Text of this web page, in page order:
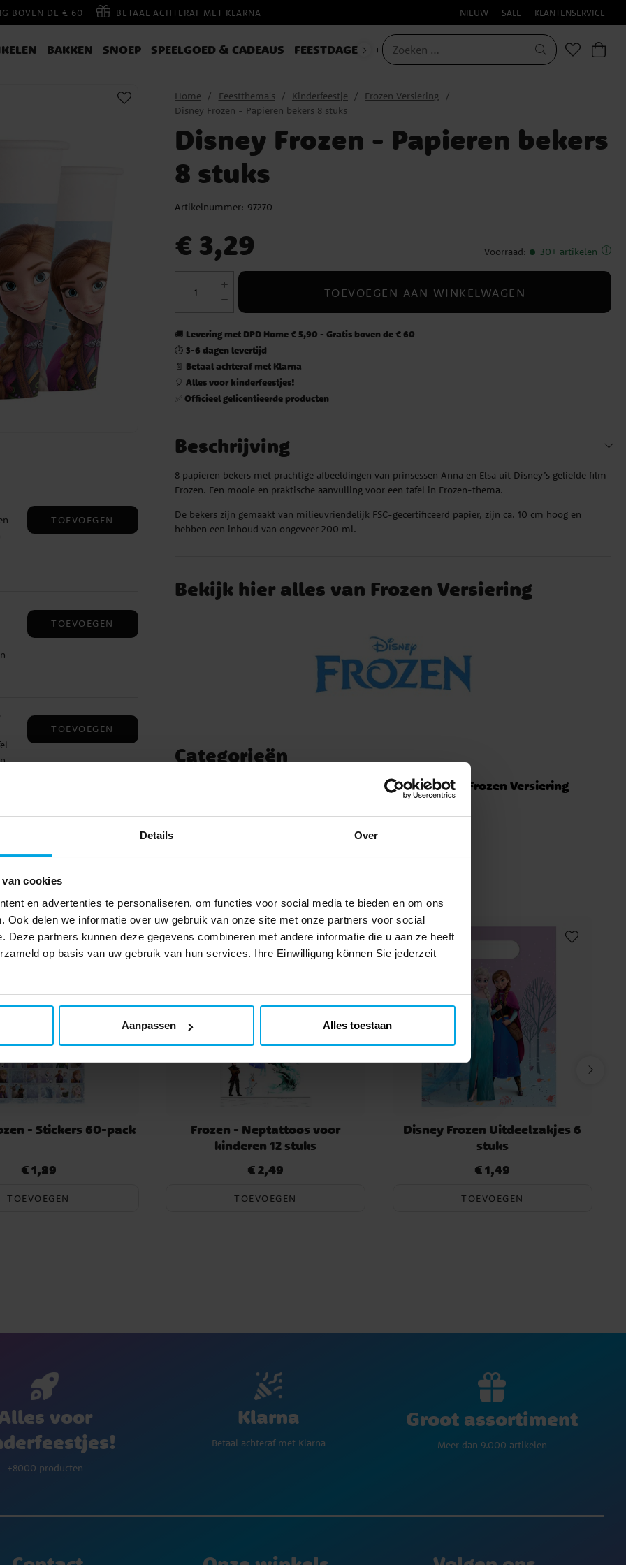
Details Over
cookies
en advertenties te personaliseren, om functies voor social media te bieden en om ons
Ook delen we informatie over uw gebruik van onze site met onze partners voor social
Deze partners kunnen deze gegevens combineren met andere informatie die u aan ze heeft
op basis van uw gebruik van hun services. Ihre Einwilligung können Sie jederzeit
Aanpassen Alles toestaan
BOVEN DE € 60 BETAAL ACHTERAF MET KLARNA NIEUW SALE KLANTENSERVICE
BAKKEN SNOEP SPEELGOED & CADEAUS FEESTDAGEN CARNAVAL
TOEVOEGEN
TOEVOEGEN
TOEVOEGEN
Home Feestthema's Kinderfeestje
Frozen Versiering
Disney Frozen - Papieren bekers 8 stuks
Disney Frozen - Papieren bekers
8 stuks
Artikelnummer: 97270
€ 3,29 Voorraad: 30+ artikelen
TOEVOEGEN AAN WINKELWAGEN
🚚 Levering met DPD Home € 5,90 - Gratis boven de € 60
⏱️3-6 dagen levertijd
📄 Betaal achteraf met Klarna
🎈Alles voor kinderfeestjes!
✅Officieel gelicentieerde producten
Beschrijving
8 papieren bekers met prachtige afbeeldingen van prinsessen Anna en Elsa uit Disney’s geliefde film
Frozen. Een mooie en praktische aanvulling voor een tafel in Frozen-thema.
De bekers zijn gemaakt van milieuvriendelijk FSC-gecertificeerd papier, zijn ca. 10 cm hoog en
hebben een inhoud van ongeveer 200 ml.
Bekijk hier alles van Frozen Versiering
Categorieën
Feestartikelen Frozen Versiering
Anderen kochten ook
- Stickers 60-pack
Prijs:€ 1,89
€ 1,89
TOEVOEGEN
Frozen - Neptattoos voor
kinderen 12 stuks
Prijs:€ 2,49
€ 2,49
TOEVOEGEN
Disney Frozen Uitdeelzakjes 6
stuks
Prijs:€ 1,49
€ 1,49
TOEVOEGEN
voor
+8000 producten
Klarna
Betaal achteraf met Klarna
Groot assortiment
Meer dan 9.000 artikelen